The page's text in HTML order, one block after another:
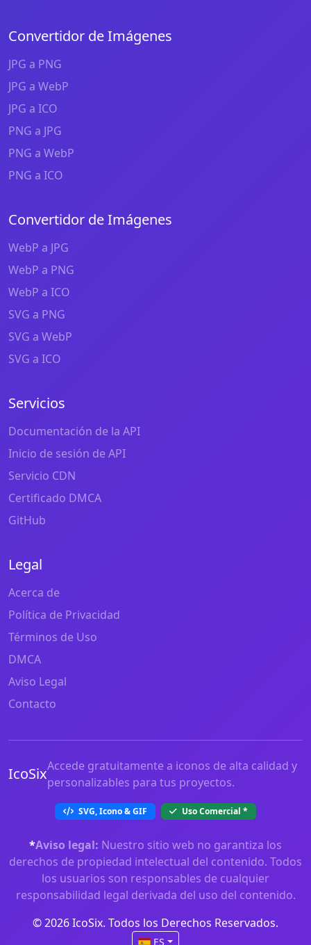
Convertidor de Imágenes
JPG a PNG
JPG a WebP
JPG a ICO
PNG a JPG
PNG a WebP
PNG a ICO
Convertidor de Imágenes
WebP a JPG
WebP a PNG
WebP a ICO
SVG a PNG
SVG a WebP
SVG a ICO
Servicios
Documentación de la API
Inicio de sesión de API
Servicio CDN
Certificado DMCA
GitHub
Legal
Acerca de
Política de Privacidad
Términos de Uso
DMCA
Aviso Legal
Contacto
IcoSixAccede gratuitamente a iconos de alta calidad y
personalizables para tus proyectos.
SVG, Icono & GIF Uso Comercial *
*Aviso legal: Nuestro sitio web no garantiza los
derechos de propiedad intelectual del contenido. Todos
los usuarios son responsables de cualquier
responsabilidad legal derivada del uso del contenido.
© 2026 IcoSix. Todos los Derechos Reservados.
ES